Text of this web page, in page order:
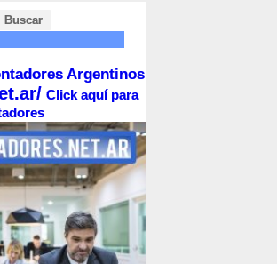
Argentinos
Click aquí para